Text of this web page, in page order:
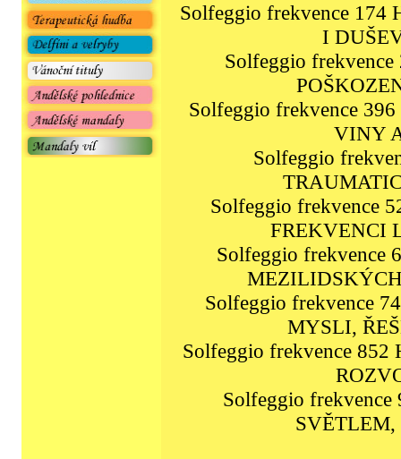
Solfeggio frekvence
I
Solfeggio
Solfeggio frekvence
VINY
Solfeggio
Solfeggio frekvence
FREKVENCI
Solfeggio frekvence
Solfeggio frekvence
MYSLI,
Solfeggio frekvence
Solfeggio frekvence